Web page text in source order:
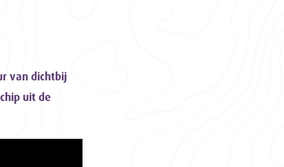
van dichtbij
uit de